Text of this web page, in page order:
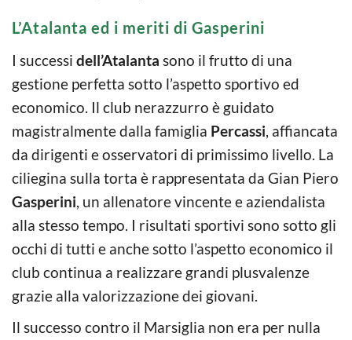
L’Atalanta ed i meriti di Gasperini
I successi dell’Atalanta sono il frutto di una
gestione perfetta sotto l’aspetto sportivo ed
economico. Il club nerazzurro è guidato
magistralmente dalla famiglia Percassi, affiancata
da dirigenti e osservatori di primissimo livello. La
ciliegina sulla torta è rappresentata da Gian Piero
Gasperini, un allenatore vincente e aziendalista
alla stesso tempo. I risultati sportivi sono sotto gli
occhi di tutti e anche sotto l’aspetto economico il
club continua a realizzare grandi plusvalenze
grazie alla valorizzazione dei giovani.
Il successo contro il Marsiglia non era per nulla